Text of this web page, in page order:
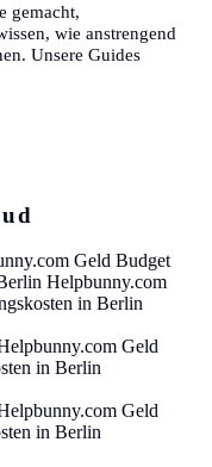
gemacht,
wie anstrengend
Unsere Guides
Geld Budget
Helpbunny.com
in Berlin
Geld
in Berlin
Geld
in Berlin